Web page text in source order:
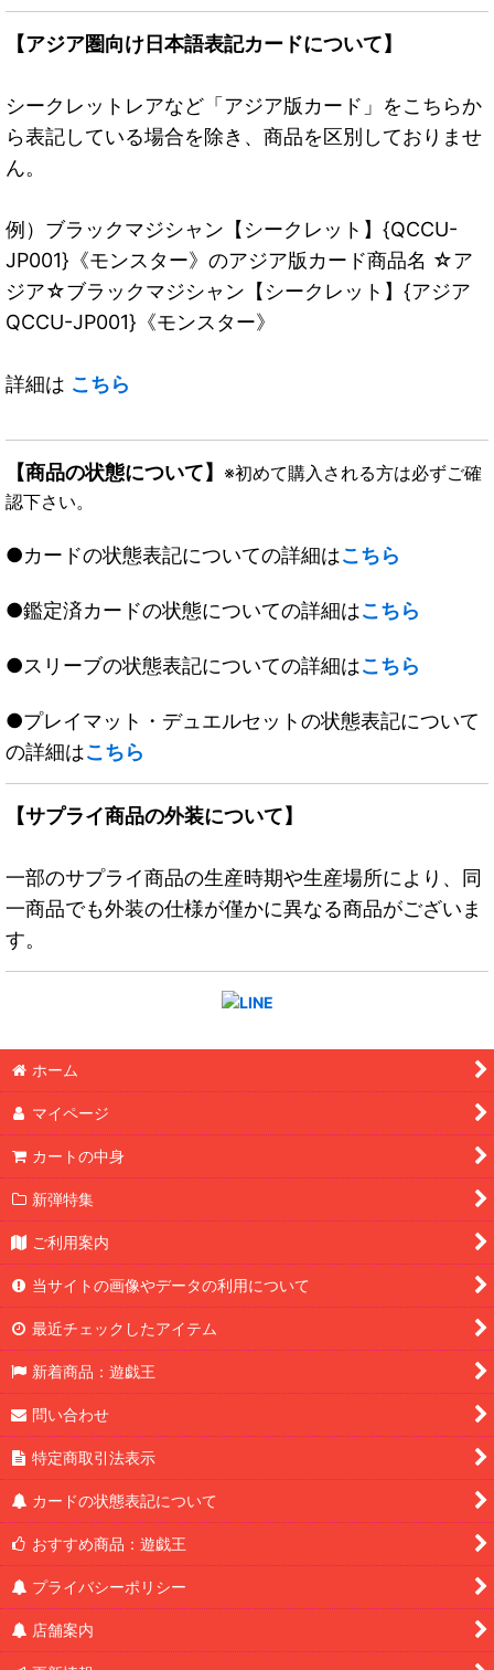
【アジア圏向け日本語表記カードについて】
シークレットレアなど「アジア版カード」をこちらか
ら表記している場合を除き、商品を区別しておりませ
ん。
例）ブラックマジシャン【シークレット】{QCCU-
JP001}《モンスター》のアジア版カード商品名 ☆ア
ジア☆ブラックマジシャン【シークレット】{アジア
QCCU-JP001}《モンスター》
詳細は こちら
【商品の状態について】 ※初めて購入される方は必ずご確
認下さい。
●カードの状態表記についての詳細はこちら
●鑑定済カードの状態についての詳細はこちら
●スリーブの状態表記についての詳細はこちら
●プレイマット・デュエルセットの状態表記について
の詳細はこちら
【サプライ商品の外装について】
一部のサプライ商品の生産時期や生産場所により、同
一商品でも外装の仕様が僅かに異なる商品がございま
す。
ホーム
マイページ
カートの中身
新弾特集
ご利用案内
当サイトの画像やデータの利用について
最近チェックしたアイテム
新着商品：遊戯王
問い合わせ
特定商取引法表示
カードの状態表記について
おすすめ商品：遊戯王
プライバシーポリシー
店舗案内